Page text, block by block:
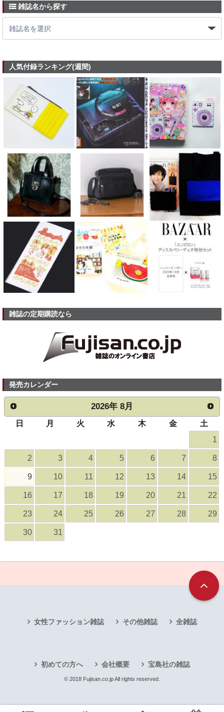
雑誌名から探す
人気付録ランキング(週間)
雑誌の定期購読なら
発売カレンダー
2026年 8月
日 月 火 水 木 金
土
1
2 3 4 5 6 7 8
9 10 11 12 13 14 15
16 17 18 19 20 21 22
23 24 25 26 27 28 29
30 31
女性ファッション雑誌 その他雑誌 全雑誌
初めての方へ 会社概要 宝島社の雑誌
© 2018 Fujisan.co.jp All rights reserved.